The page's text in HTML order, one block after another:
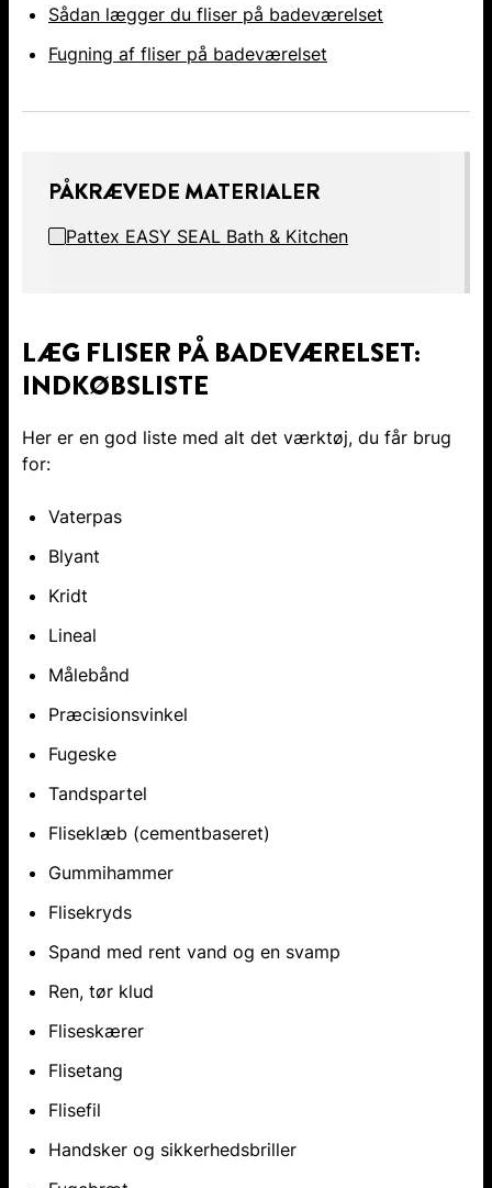
Sådan lægger du fliser på badeværelset
Fugning af fliser på badeværelset
LÆG FLISER PÅ BADEVÆRELSET:
INDKØBSLISTE
Her er en god liste med alt det værktøj, du får brug
for:
Vaterpas
Blyant
Kridt
Lineal
Målebånd
Præcisionsvinkel
Fugeske
Tandspartel
Fliseklæb (cementbaseret)
Gummihammer
Flisekryds
Spand med rent vand og en svamp
Ren, tør klud
Fliseskærer
Flisetang
Flisefil
Handsker og sikkerhedsbriller
PÅKRÆVEDE MATERIALER
Pattex EASY SEAL Bath & Kitchen